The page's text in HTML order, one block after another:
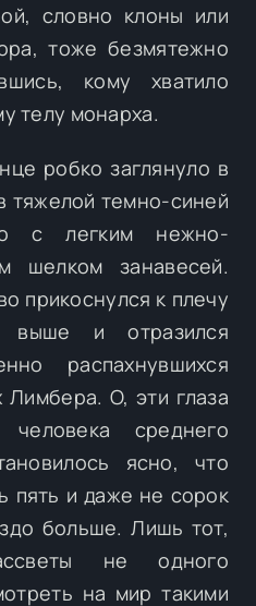
словно клоны или
тоже безмятежно
кому хватило
телу монарха.
робко заглянуло в
тяжелой темно-синей
с легким нежно-
шелком занавесей.
прикоснулся к плечу
выше и отразился
распахнувшихся
Лимбера. О, эти глаза
среднего
ясно, что
пять и даже не сорок
больше. Лишь тот,
не одного
на мир такими